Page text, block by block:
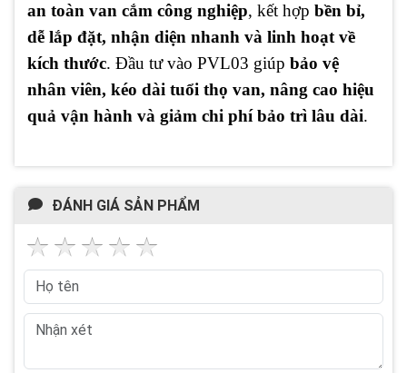
an toàn van cắm công nghiệp, kết hợp bền bỉ,
dễ lắp đặt, nhận diện nhanh và linh hoạt về
kích thước. Đầu tư vào PVL03 giúp bảo vệ
nhân viên, kéo dài tuổi thọ van, nâng cao hiệu
quả vận hành và giảm chi phí bảo trì lâu dài.
ĐÁNH GIÁ SẢN PHẨM